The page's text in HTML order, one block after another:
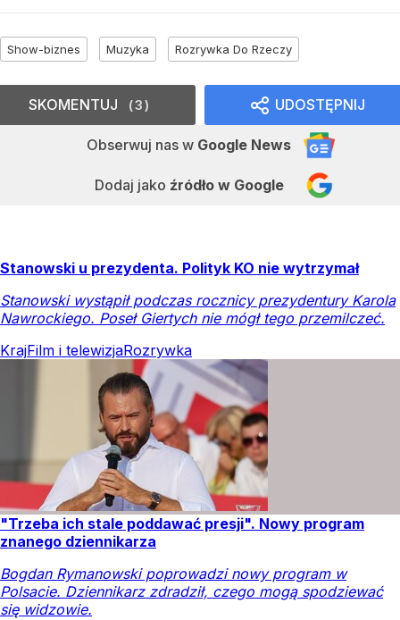
Show-biznes Muzyka Rozrywka Do Rzeczy
UDOSTĘPNIJ
Obserwuj nas w Google News
Dodaj jako źródło w Google
SKOMENTUJ 3
Stanowski u prezydenta. Polityk KO nie wytrzymał
Stanowski wystąpił podczas rocznicy prezydentury Karola
Nawrockiego. Poseł Giertych nie mógł tego przemilczeć.
KrajFilm i telewizjaRozrywka
"Trzeba ich stale poddawać presji". Nowy program
znanego dziennikarza
Bogdan Rymanowski poprowadzi nowy program w
Polsacie. Dziennikarz zdradził, czego mogą spodziewać
się widzowie.